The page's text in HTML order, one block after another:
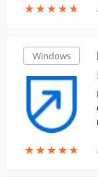
★★★★★
★★★★★
Windows
★★★★★
★★★★★